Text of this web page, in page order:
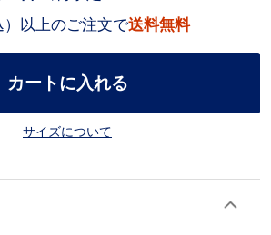
以上のご注文で送料無料
カートに入れる
サイズについて